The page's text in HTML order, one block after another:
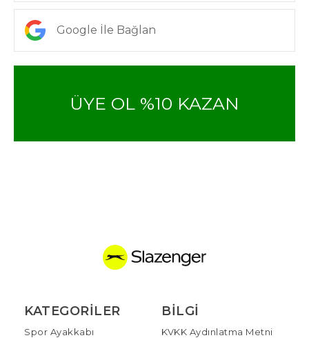
Google İle Bağlan
ÜYE OL %10 KAZAN
KATEGORILER
Spor Ayakkabı
BILGI
KVKK Aydınlatma Metni